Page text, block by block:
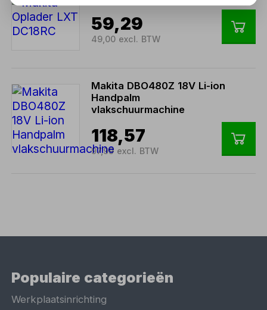
59,29
49,00 excl. BTW
Makita DBO480Z 18V Li-ion
Handpalm
vlakschuurmachine
118,57
97,99 excl. BTW
Populaire categorieën
Werkplaatsinrichting